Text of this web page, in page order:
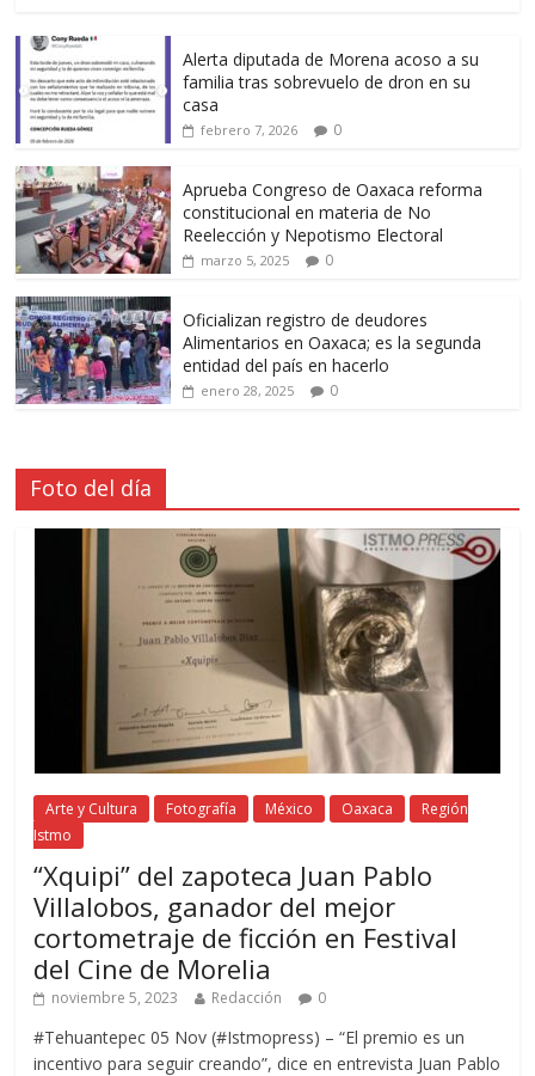
Alerta diputada de Morena acoso a su
familia tras sobrevuelo de dron en su
casa
febrero 7, 2026 0
Aprueba Congreso de Oaxaca reforma
constitucional en materia de No
Reelección y Nepotismo Electoral
marzo 5, 2025 0
Oficializan registro de deudores
Alimentarios en Oaxaca; es la segunda
entidad del país en hacerlo
enero 28, 2025 0
Foto del día
Arte y Cultura Fotografía México Oaxaca
Región
Istmo
“Xquipi” del zapoteca Juan Pablo
Villalobos, ganador del mejor
cortometraje de ficción en Festival
del Cine de Morelia
noviembre 5, 2023 Redacción 0
#Tehuantepec 05 Nov (#Istmopress) – “El premio es un
incentivo para seguir creando”, dice en entrevista Juan Pablo